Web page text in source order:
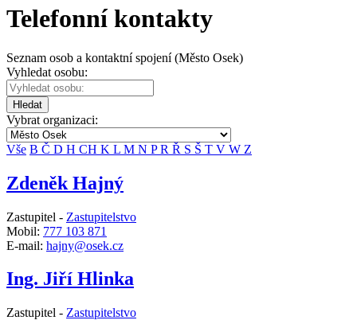
Telefonní kontakty
Seznam osob a kontaktní spojení (Město Osek)
Vyhledat osobu:
Hledat
Vybrat organizaci:
Vše B Č D H CH K L M N PR Ř S Š T V W Z
Zdeněk Hajný
Zastupitel - Zastupitelstvo
Mobil: 777 103 871
E-mail: hajny@osek.cz
Ing. Jiří Hlinka
Zastupitel - Zastupitelstvo